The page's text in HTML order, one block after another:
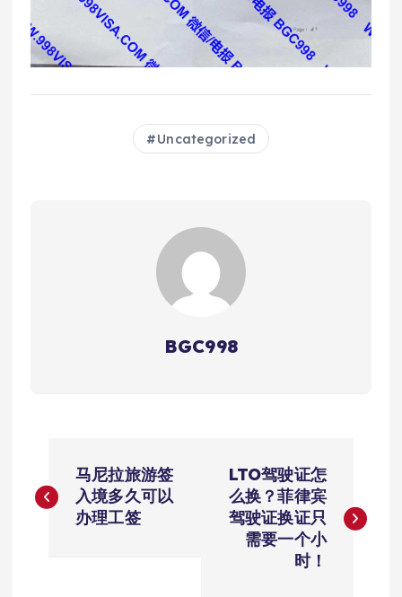
Uncategorized
BGC998
章
马尼拉旅游签
入境多久可以
办理工签
LTO驾驶证怎
么换？菲律宾
驾驶证换证只
需要一个小
时！